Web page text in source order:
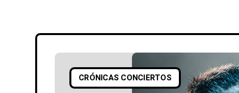
CRÓNICAS CONCIERTOS